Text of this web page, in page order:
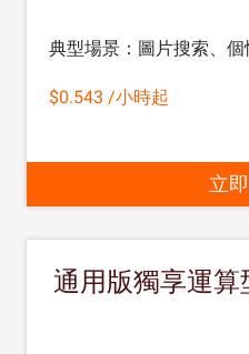
典型場景：圖片搜索、
$0.543 /小時起
立
通用版獨享運算